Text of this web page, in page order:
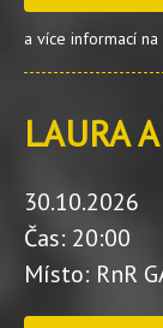
a více informací na
LAURA
30.10.2026
Čas: 20:00
Místo: RnR